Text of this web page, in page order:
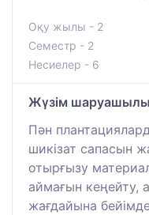
Оқу жылы - 2
Семестр - 2
Несиелер - 6
Жүзім
Пән
шикізат сапасын
отырғызу
аймағын кеңейту,
жағдайына